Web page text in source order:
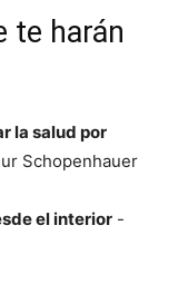
te harán
la salud por
Schopenhauer
el interior -